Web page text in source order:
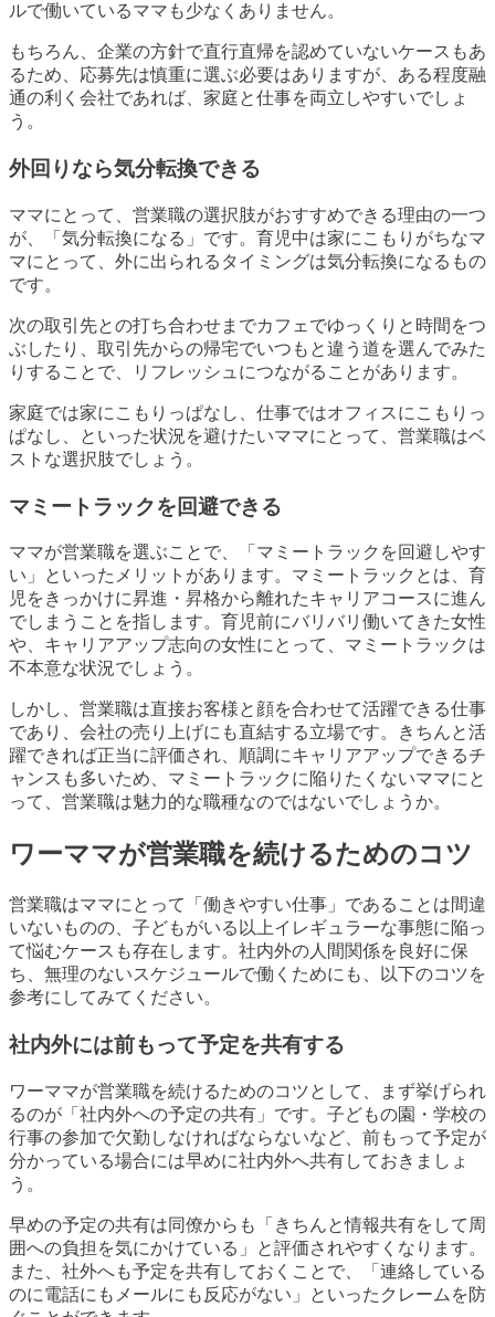
ルで働いているママも少なくありません。
もちろん、企業の方針で直行直帰を認めていないケースもあ
るため、応募先は慎重に選ぶ必要はありますが、ある程度融
通の利く会社であれば、家庭と仕事を両立しやすいでしょ
う。
外回りなら気分転換できる
ママにとって、営業職の選択肢がおすすめできる理由の一つ
が、「気分転換になる」です。育児中は家にこもりがちなマ
マにとって、外に出られるタイミングは気分転換になるもの
です。
次の取引先との打ち合わせまでカフェでゆっくりと時間をつ
ぶしたり、取引先からの帰宅でいつもと違う道を選んでみた
りすることで、リフレッシュにつながることがあります。
家庭では家にこもりっぱなし、仕事ではオフィスにこもりっ
ぱなし、といった状況を避けたいママにとって、営業職はベ
ストな選択肢でしょう。
マミートラックを回避できる
ママが営業職を選ぶことで、「マミートラックを回避しやす
い」といったメリットがあります。マミートラックとは、育
児をきっかけに昇進・昇格から離れたキャリアコースに進ん
でしまうことを指します。育児前にバリバリ働いてきた女性
や、キャリアアップ志向の女性にとって、マミートラックは
不本意な状況でしょう。
しかし、営業職は直接お客様と顔を合わせて活躍できる仕事
であり、会社の売り上げにも直結する立場です。きちんと活
躍できれば正当に評価され、順調にキャリアアップできるチ
ャンスも多いため、マミートラックに陥りたくないママにと
って、営業職は魅力的な職種なのではないでしょうか。
ワーママが営業職を続けるためのコツ
営業職はママにとって「働きやすい仕事」であることは間違
いないものの、子どもがいる以上イレギュラーな事態に陥っ
て悩むケースも存在します。社内外の人間関係を良好に保
ち、無理のないスケジュールで働くためにも、以下のコツを
参考にしてみてください。
社内外には前もって予定を共有する
ワーママが営業職を続けるためのコツとして、まず挙げられ
るのが「社内外への予定の共有」です。子どもの園・学校の
行事の参加で欠勤しなければならないなど、前もって予定が
分かっている場合には早めに社内外へ共有しておきましょ
う。
早めの予定の共有は同僚からも「きちんと情報共有をして周
囲への負担を気にかけている」と評価されやすくなります。
また、社外へも予定を共有しておくことで、「連絡している
のに電話にもメールにも反応がない」といったクレームを防